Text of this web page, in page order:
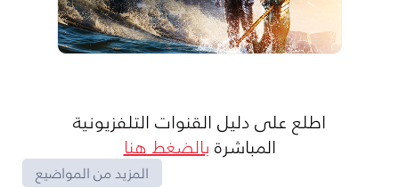
اطلع على دليل القنوات التلفزيونية
المباشرةبالضغط هنا
المزيد من المواضيع